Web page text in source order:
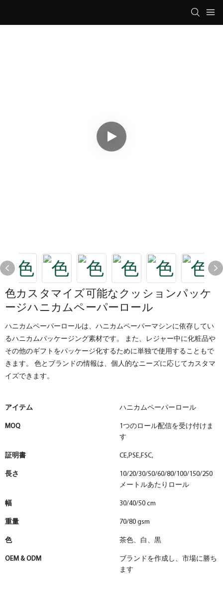
色カスタマイズ可能なクッションパッケ
ージハニカムペーパーロール
ハニカムペーパーロールは、ハニカムペーパーマシンに依存してい
るハニカムパッケージング素材です。 また、レジャー中に化粧品や
その他のギフトをパッケージ化するために単独で使用することもで
きます。 色とブランドの情報は、個人的なニーズに応じてカスタマ
イズできます。
アイテム ハニカムペーパーロール
MOQ
1つのロール配信を受け付けま
す
証明書 CE,PSE,FSC,
長さ
10/20/30/50/60/80/100/150/250
メートルあたりロール
幅 30/40/50 cm
重量 70/80 gsm
色 茶色、白、黒
OEM & ODM
ブランドを作成し、市場に勝ち
ます